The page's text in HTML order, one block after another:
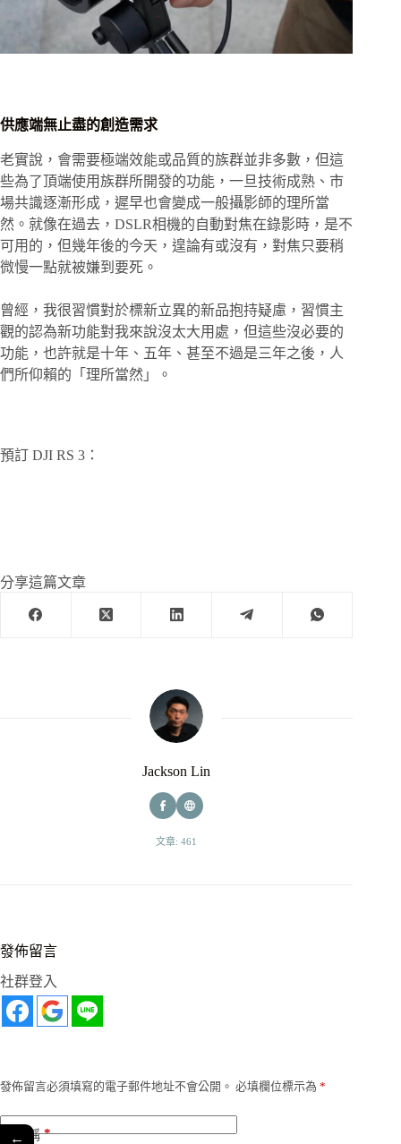
供應端無止盡的創造需求
老實說，會需要極端效能或品質的族群並非多數，但這
些為了頂端使用族群所開發的功能，一旦技術成熟、市
場共識逐漸形成，遲早也會變成一般攝影師的理所當
然。就像在過去，DSLR相機的自動對焦在錄影時，是不
可用的，但幾年後的今天，遑論有或沒有，對焦只要稍
微慢一點就被嫌到要死。
曾經，我很習慣對於標新立異的新品抱持疑慮，習慣主
觀的認為新功能對我來說沒太大用處，但這些沒必要的
功能，也許就是十年、五年、甚至不過是三年之後，人
們所仰賴的「理所當然」。
預訂 DJI RS 3：
分享這篇文章
Jackson Lin
文章: 461
發佈留言
社群登入
發佈留言必須填寫的電子郵件地址不會公開。 必填欄位標示為 *
名稱*
←